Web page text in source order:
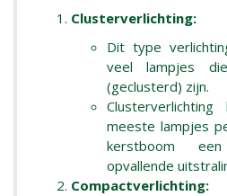
Clusterverlichting:
Dit type
veel lampjes
(geclusterd) zijn.
meeste lampjes
kerstboom
opvallende
Compactverlichting: